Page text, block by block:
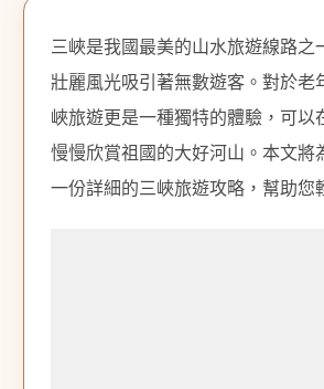
三峽是我國最美的山水旅遊線路之
壯麗風光吸引著無數遊客。對於老
峽旅遊更是一種獨特的體驗，可以
慢慢欣賞祖國的大好河山。本文將
一份詳細的三峽旅遊攻略，幫助您